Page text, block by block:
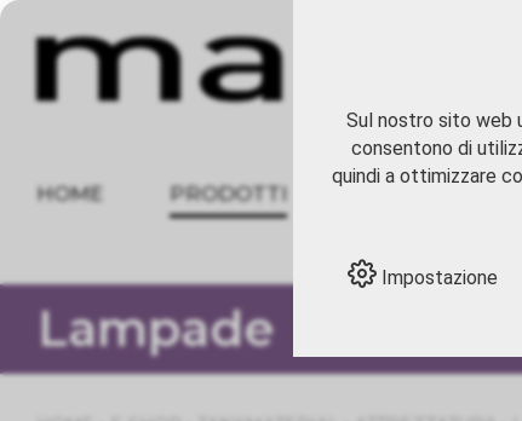
HOME PRODOTTI
Lampade
Sul nostro sito web
consentono di
quindi a ottimizzare
Impostazione